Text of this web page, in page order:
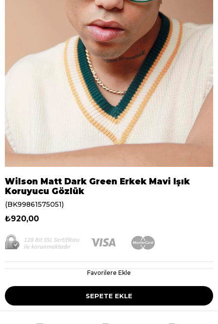
Wilson Matt Dark Green Erkek Mavi Işık
Koruyucu Gözlük
(BK99861575051)
₺920,00
Favorilere Ekle